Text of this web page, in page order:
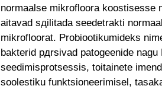
normaalse mikrofloora koostisesse
aitavad sдilitada seedetrakti
mikrofloorat. Probiootikumideks
bakterid pдrsivad patogeenide
seedimisprotsessis, toitainete
soolestiku funktsioneerimisel,